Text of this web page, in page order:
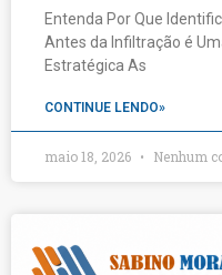
Entenda Por Que
Antes da Infiltração é
Estratégica As
CONTINUE LENDO»
maio 18, 2026 Nenhum